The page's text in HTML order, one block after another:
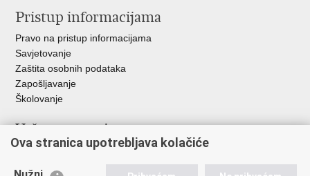
Pristup informacijama
Pravo na pristup informacijama
Savjetovanje
Zaštita osobnih podataka
Zapošljavanje
Školovanje
Važne poveznice
Ministarstvo unutarnjih poslova
Ova stranica upotrebljava kolačiće